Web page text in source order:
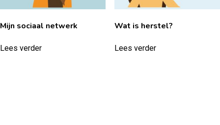
Mijn sociaal netwerk
Lees verder
Wat is herstel?
Lees verder